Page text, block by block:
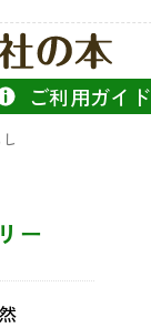
ご利用ガイド
ー